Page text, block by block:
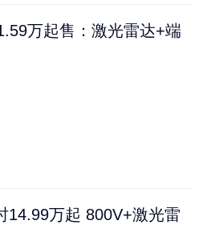
万起售：激光雷达+端
14.99万起 800V+激光雷